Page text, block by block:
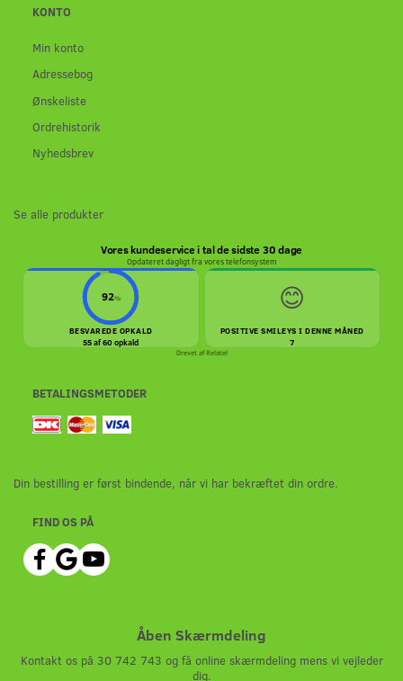
KONTO
Min konto
Adressebog
Ønskeliste
Ordrehistorik
Nyhedsbrev
Se alle produkter
Vores kundeservice i tal de sidste 30 dage
Opdateret dagligt fra vores telefonsystem
92%
BESVAREDE OPKALD
55 af 60 opkald
😊
POSITIVE SMILEYS I DENNE MÅNED
7
Drevet afRelatel
BETALINGSMETODER
Din bestilling er først bindende, når vi har bekræftet din ordre.
FIND OS PÅ
Åben Skærmdeling
Kontakt os på 30 742 743 og få online skærmdeling mens vi vejleder
dig.